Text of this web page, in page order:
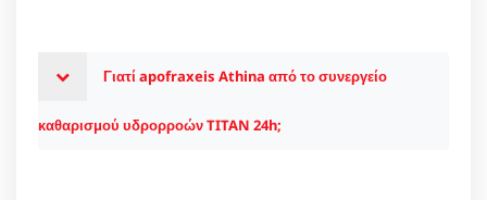
Γιατί apofraxeis Athina από το συνεργείο
καθαρισμού υδρορροών TITAN 24h;